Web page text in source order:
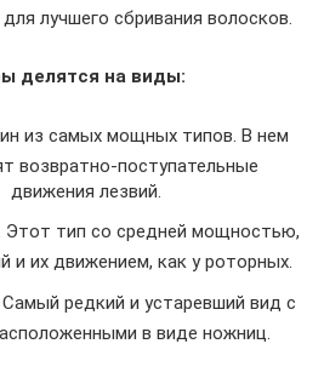
лучшего сбривания волосков.
делятся на виды:
из самых мощных типов. В нем
возвратно-поступательные
движения лезвий.
Этот тип со средней мощностью,
и их движением, как у роторных.
редкий и устаревший вид с
в виде ножниц.